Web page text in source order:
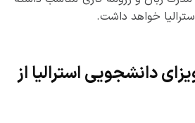
خواهد داشت.
دانشجویی استرالیا از